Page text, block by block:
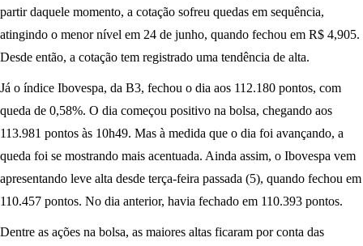
partir daquele momento, a cotação sofreu quedas em sequência,
atingindo o menor nível em 24 de junho, quando fechou em R$ 4,905.
Desde então, a cotação tem registrado uma tendência de alta.
Já o índice Ibovespa, da B3, fechou o dia aos 112.180 pontos, com
queda de 0,58%. O dia começou positivo na bolsa, chegando aos
113.981 pontos às 10h49. Mas à medida que o dia foi avançando, a
queda foi se mostrando mais acentuada. Ainda assim, o Ibovespa vem
apresentando leve alta desde terça-feira passada (5), quando fechou em
110.457 pontos. No dia anterior, havia fechado em 110.393 pontos.
Dentre as ações na bolsa, as maiores altas ficaram por conta das